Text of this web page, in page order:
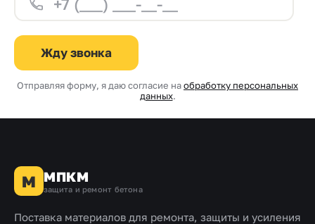
Жду звонка
Отправляя форму, я даю согласие наобработку персональных
данных.
М МПКМ
защита и ремонт бетона
Поставка материалов для ремонта, защиты и усиления